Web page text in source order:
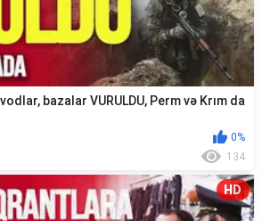
bazalar VURULDU, Perm və Krım da
0%
134
HD